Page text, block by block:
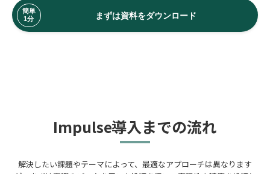
まずは資料をダウンロード
Impulse導入までの流れ
解決したい課題やテーマによって、最適なアプローチは異なります